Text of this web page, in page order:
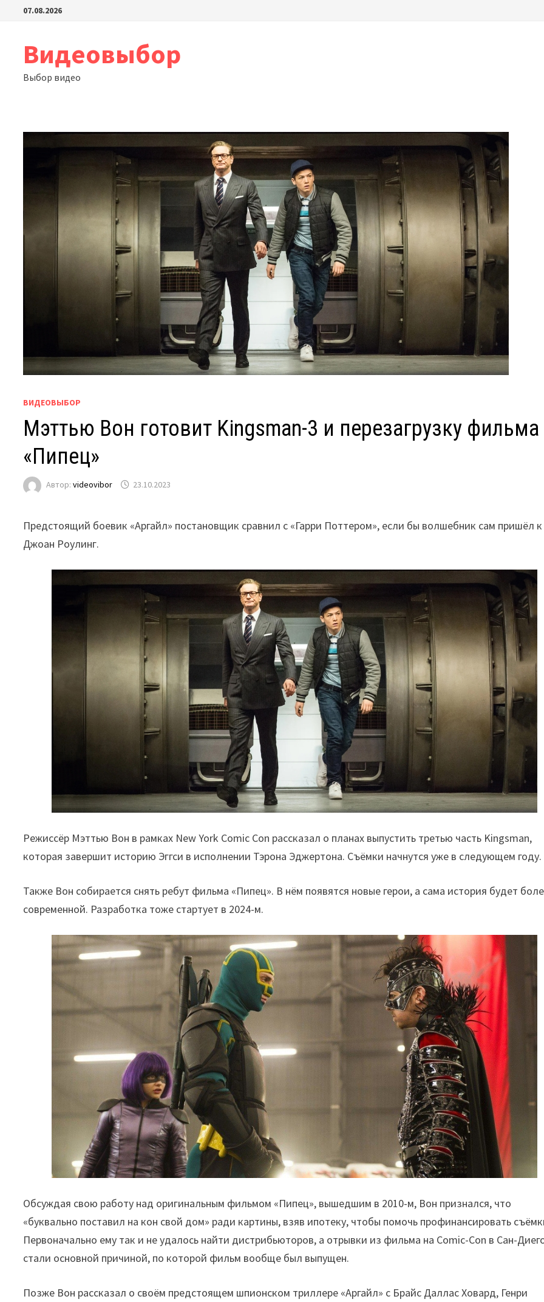
Перейти07.08.2026
Видеовыбор
Выбор видео
ВИДЕОВЫБОР
Мэттью Вон готовит Kingsman-3 и перезагрузку фильма
«Пипец»
Автор:videovibor 23.10.2023
Предстоящий боевик «Аргайл» постановщик сравнил с «Гарри Поттером», если бы волшебник сам пришёл к
Джоан Роулинг.
Режиссёр Мэттью Вон в рамках New York Comic Con рассказал о планах выпустить третью часть Kingsman,
которая завершит историю Эггси в исполнении Тэрона Эджертона. Съёмки начнутся уже в следующем году.
Также Вон собирается снять ребут фильма «Пипец». В нём появятся новые герои, а сама история будет
современной. Разработка тоже стартует в 2024-м.
Обсуждая свою работу над оригинальным фильмом «Пипец», вышедшим в 2010-м, Вон признался, что
«буквально поставил на кон свой дом» ради картины, взяв ипотеку, чтобы помочь профинансировать
Первоначально ему так и не удалось найти дистрибьюторов, а отрывки из фильма на Comic-Con в Сан-
стали основной причиной, по которой фильм вообще был выпущен.
Позже Вон рассказал о своём предстоящем шпионском триллере «Аргайл» с Брайс Даллас Ховард, Генри